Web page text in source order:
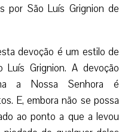
por São Luís Grignion de
devoção é um estilo de
Luís Grignion. A devoção
a Nossa Senhora é
E, embora não se possa
ao ponto a que a levou